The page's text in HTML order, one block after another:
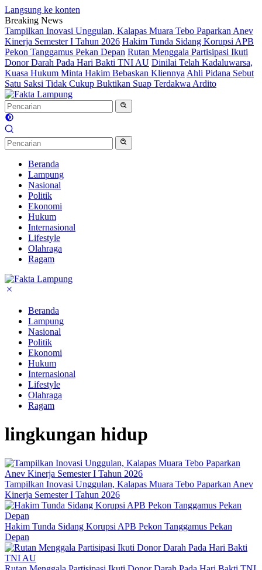
Langsung ke konten
Breaking News
Tampilkan Inovasi Unggulan, Kalapas Muara Tebo Paparkan Anev
Kinerja Semester I Tahun 2026 Hakim Tunda Sidang Korupsi APB
Pekon Tanggamus Pekan Depan Rutan Menggala Partisipasi Ikuti
Donor Darah Pada Hari Bakti TNI AU Dinilai Telah Kadaluwarsa,
Kuasa Hukum Minta Hakim Bebaskan Kliennya Ahli Pidana Sebut
Satu Saksi Tidak Cukup Buktikan Suap Terdakwa Ardito
Beranda
Lampung
Nasional
Politik
Ekonomi
Hukum
Internasional
Lifestyle
Olahraga
Ragam
Beranda
Lampung
Nasional
Politik
Ekonomi
Hukum
Internasional
Lifestyle
Olahraga
Ragam
lingkungan hidup
Tampilkan Inovasi Unggulan, Kalapas Muara Tebo Paparkan Anev
Kinerja Semester I Tahun 2026
Hakim Tunda Sidang Korupsi APB Pekon Tanggamus Pekan
Depan